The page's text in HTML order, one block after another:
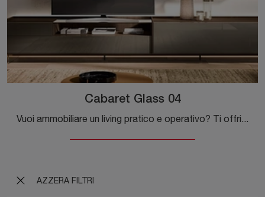
AZZERA FILTRI
Cabaret Glass 04
Vuoi ammobiliare un living pratico e operativo? Ti offriamo la parete attrezzata Cabaret Glass 04 Sangiacomo dalle linee decise moderne.